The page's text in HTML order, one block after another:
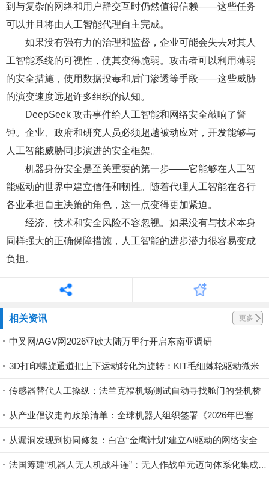
到与复杂的网络和用户群交互时仍然值得信赖——这些任务
可以并且将由人工智能代理自主完成。
如果没有强有力的治理和监督，企业可能会失去对其人
工智能系统的可视性，使其变得脆弱。攻击者可以利用薄弱
的安全措施，使用数据投毒和后门渗透等手段——这些威胁
的演变速度远超许多组织的认知。
DeepSeek 攻击事件给人工智能和网络安全敲响了警
钟。企业、政府和研究人员必须超越被动应对，开发能够与
人工智能威胁同步演进的安全框架。
机器身份安全是至关重要的第一步——它能够在人工智
能驱动的世界中建立信任和韧性。随着代理人工智能在各行
各业承担自主决策的角色，这一点变得更加紧迫。
经济、技术和安全风险不容忽视。如果没有与技术本身
同样强大的正确保障措施，人工智能的进步潜力很容易变成
负担。
相关资讯 更多
中叉网/AGV网2026亚欧大陆万里行开启东南亚调研
传感器替代人工操纵：法兰克福机场测试自动寻找舱门的登机桥